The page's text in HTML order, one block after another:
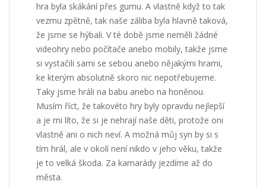
hra byla skákání přes gumu. A vlastně když to tak
vezmu zpětně, tak naše záliba byla hlavně taková,
že jsme se hýbali. V té době jsme neměli žádné
videohry nebo počítače anebo mobily, takže jsme
si vystačili sami se sebou anebo nějakými hrami,
ke kterým absolutně skoro nic nepotřebujeme.
Taky jsme hráli na babu anebo na honěnou.
Musím říct, že takovéto hry byly opravdu nejlepší
a je mi líto, že si je nehrají naše děti, protože oni
vlastně ani o nich neví. A možná můj syn by si s
tím hrál, ale v okolí není nikdo v jeho věku, takže
je to velká škoda. Za kamarády jezdíme až do
města.